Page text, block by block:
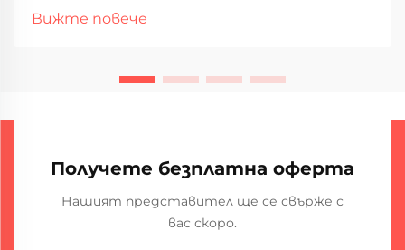
оборудване, което гарантира
Вижте повече
Получете безплатна оферта
Нашият представител ще се свърже с
вас скоро.